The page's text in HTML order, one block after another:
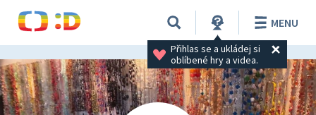
Přihlas se a ukládej si
oblíbené hry a videa.
MENU